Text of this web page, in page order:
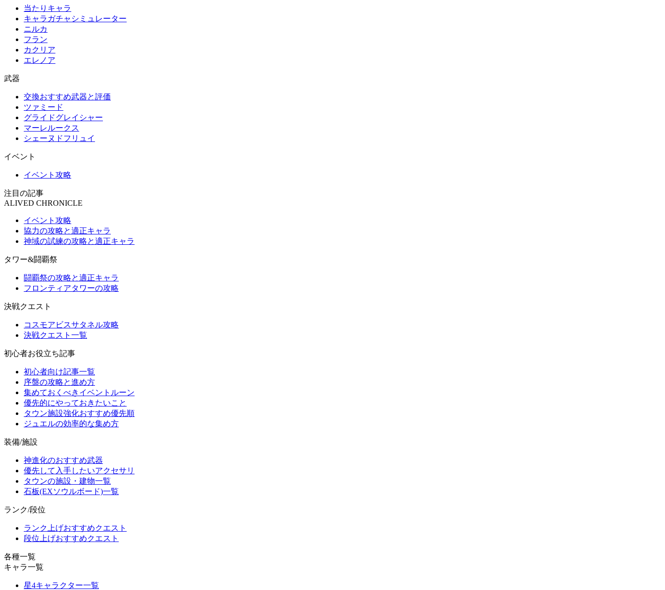
当たりキャラ
キャラガチャシミュレーター
ニルカ
フラン
カクリア
エレノア
武器
交換おすすめ武器と評価
ツァミード
グライドグレイシャー
マーレルークス
シェーヌドフリュイ
イベント
イベント攻略
注目の記事
ALIVED CHRONICLE
イベント攻略
協力の攻略と適正キャラ
神域の試練の攻略と適正キャラ
タワー&闘覇祭
闘覇祭の攻略と適正キャラ
フロンティアタワーの攻略
決戦クエスト
コスモアビスサタネル攻略
決戦クエスト一覧
初心者お役立ち記事
初心者向け記事一覧
序盤の攻略と進め方
集めておくべきイベントルーン
優先的にやっておきたいこと
タウン施設強化おすすめ優先順
ジュエルの効率的な集め方
装備/施設
神進化のおすすめ武器
優先して入手したいアクセサリ
タウンの施設・建物一覧
石板(EXソウルボード)一覧
ランク/段位
ランク上げおすすめクエスト
段位上げおすすめクエスト
各種一覧
キャラ一覧
星4キャラクター一覧